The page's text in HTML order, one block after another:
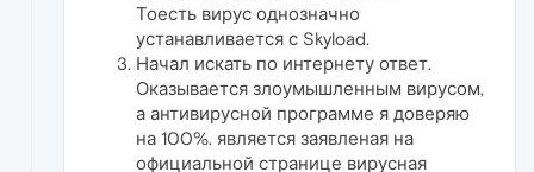
Тоесть вирус однозначно
устанавливается с Skyload.
Начал искать по интернету ответ.
Оказывается злоумышленным вирусом,
а антивирусной программе я доверяю
на 100%. является заявленая на
официальной странице вирусная